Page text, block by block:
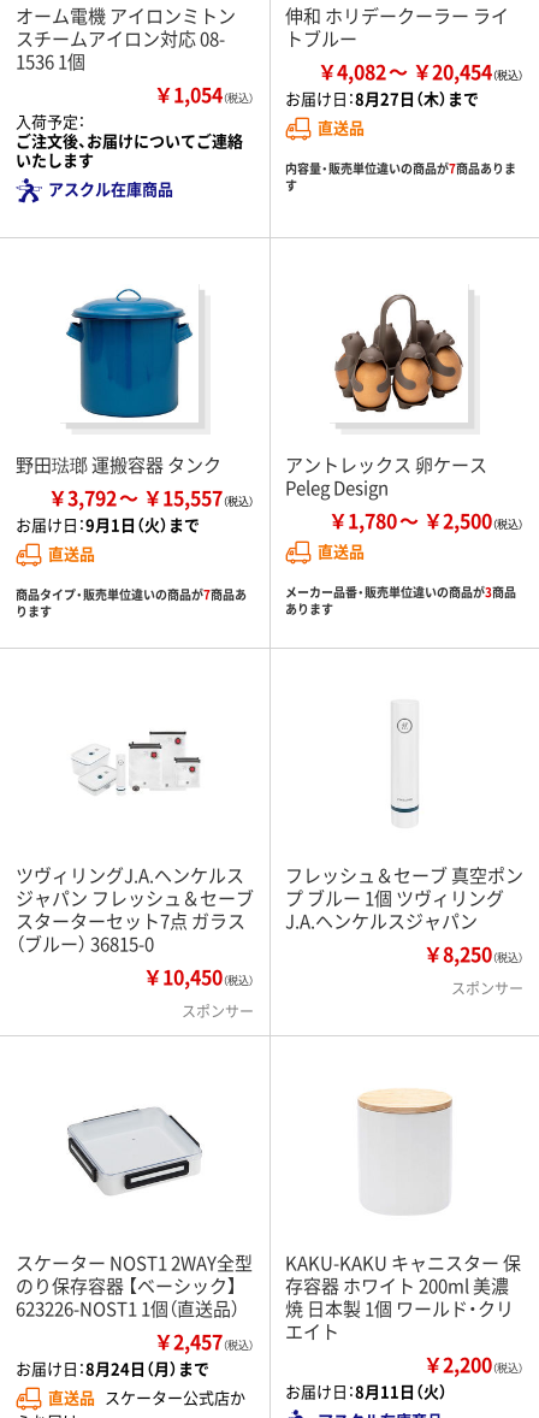
オーム電機 アイロンミトン
スチームアイロン対応 08-
1536 1個
￥1,054（税込）
入荷予定：
ご注文後、お届けについてご連絡
いたします
アスクル在庫商品
伸和 ホリデークーラー ライ
トブルー
￥4,082 ￥20,454
お届け日：8月27日（木）まで
直送品
内容量・販売単位違いの商品が7商品ありま
す
野田琺瑯 運搬容器 タンク
￥3,792 ￥15,557
お届け日：9月1日（火）まで
直送品
商品タイプ・販売単位違いの商品が7商品あ
ります
アントレックス 卵ケース
Peleg Design
￥1,780 ￥2,500
直送品
メーカー品番・販売単位違いの商品が3商品
あります
ツヴィリングJ.A.ヘンケルス
ジャパン フレッシュ＆セーブ
スターターセット7点 ガラス
（ブルー） 36815-0
￥10,450（税込）
スポンサー
フレッシュ＆セーブ 真空ポン
プ ブルー 1個 ツヴィリング
J.A.ヘンケルスジャパン
￥8,250（税込）
スポンサー
スケーター NOST1 2WAY全型
のり保存容器 【ベーシック】
623226-NOST1 1個（直送品）
￥2,457（税込）
お届け日：8月24日（月）まで
直送品 スケーター公式店か
KAKU-KAKU キャニスター 保
存容器 ホワイト 200ml 美濃
焼 日本製 1個 ワールド・クリ
エイト
￥2,200（税込）
お届け日：8月11日（火）